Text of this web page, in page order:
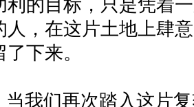
利的目标，只是凭着
人，在这片土地上肆
下来。
当我们再次踏入这片